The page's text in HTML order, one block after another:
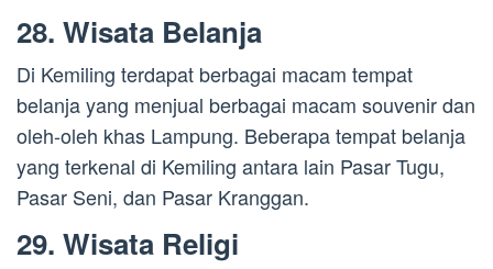
28. Wisata Belanja
Di Kemiling terdapat berbagai macam tempat
belanja yang menjual berbagai macam souvenir dan
oleh-oleh khas Lampung. Beberapa tempat belanja
yang terkenal di Kemiling antara lain Pasar Tugu,
Pasar Seni, dan Pasar Kranggan.
29. Wisata Religi